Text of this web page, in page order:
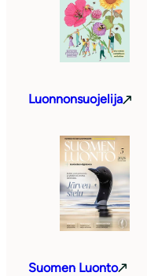
Luonnonsuojelija
Suomen Luonto